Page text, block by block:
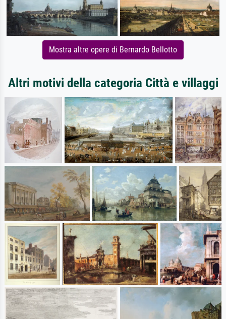
Mostra altre opere di Bernardo Bellotto
Altri motivi della categoria Città e villaggi